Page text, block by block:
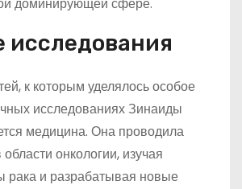
исследования
к которым уделялось особое
исследованиях Зинаиды
медицина. Она проводила
онкологии, изучая
рака и разрабатывая новые